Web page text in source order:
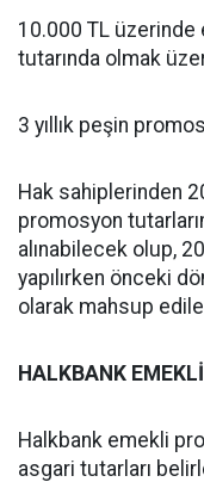
10.000 TL üzerinde
tutarında olmak
3 yıllık peşin
Hak sahiplerinden
promosyon
alınabilecek olup,
yapılırken önceki
olarak mahsup
HALKBANK
Halkbank emekli
asgari tutarları